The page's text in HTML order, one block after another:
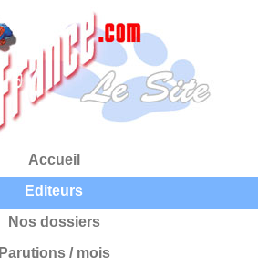
Accueil
Editeurs
Nos dossiers
Parutions / mois